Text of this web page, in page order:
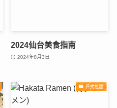
2024仙台美食指南
2024年8月3日
日式拉麵